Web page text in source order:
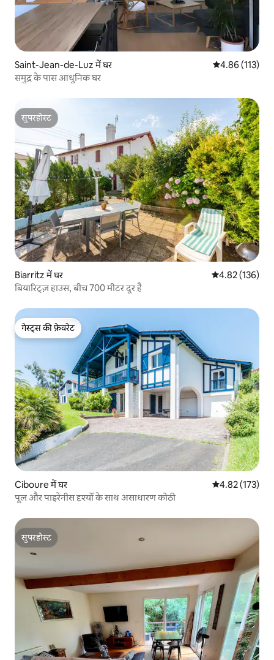
Saint-Jean-de-Luz में घर औसत रेटिंग 5 में से
4.86 (113)
समुद्र के पास आधुनिक घर
सुपरहोस्ट
सुपरहोस्ट
Biarritz में घर औसत रेटिंग 5 में से
4.82 (136)
बियारिट्ज़ हाउस, बीच 700 मीटर दूर है
गेस्ट्स की फ़ेवरेट
गेस्ट्स की फ़ेवरेट
Ciboure में घर औसत रेटिंग 5 में से
4.82 (173)
पूल और पाइरेनीस दृश्यों के साथ असाधारण कोठी
सुपरहोस्ट
सुपरहोस्ट